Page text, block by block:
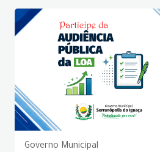
Governo Municipal